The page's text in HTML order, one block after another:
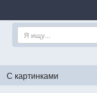
С картинками